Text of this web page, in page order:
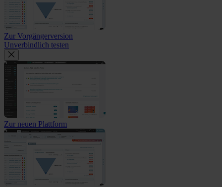
Zur Vorgängerversion
Unverbindlich testen
Zur neuen Plattform